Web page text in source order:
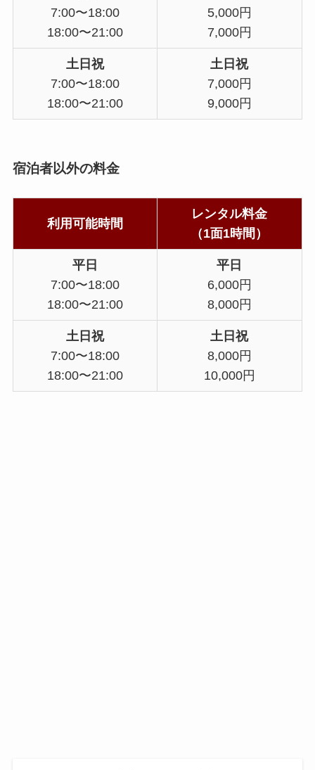
7:00〜18:00
18:00〜21:00
5,000円
7,000円
土日祝
7:00〜18:00
18:00〜21:00
土日祝
7,000円
9,000円
宿泊者以外の料金
利用可能時間
レンタル料金
（1面1時間）
平日
7:00〜18:00
18:00〜21:00
平日
6,000円
8,000円
土日祝
7:00〜18:00
18:00〜21:00
土日祝
8,000円
10,000円